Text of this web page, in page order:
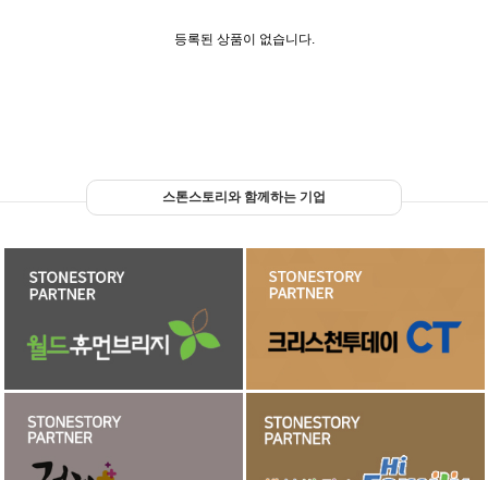
등록된 상품이 없습니다.
스톤스토리와 함께하는 기업